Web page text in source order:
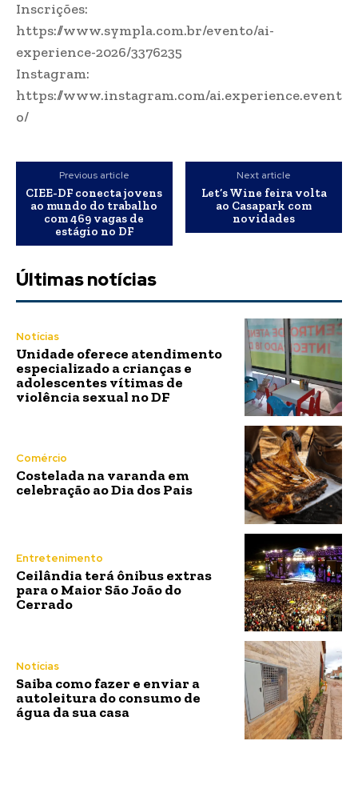
Inscrições:
https://www.sympla.com.br/evento/ai-
experience-2026/3376235
Instagram:
https://www.instagram.com/ai.experience.event
o/
Previous article
CIEE-DF conecta jovens
ao mundo do trabalho
com 469 vagas de
estágio no DF
Next article
Let’s Wine feira volta
ao Casapark com
novidades
Últimas notícias
Notícias
Unidade oferece atendimento
especializado a crianças e
adolescentes vítimas de
violência sexual no DF
Comércio
Costelada na varanda em
celebração ao Dia dos Pais
Entretenimento
Ceilândia terá ônibus extras
para o Maior São João do
Cerrado
Notícias
Saiba como fazer e enviar a
autoleitura do consumo de
água da sua casa